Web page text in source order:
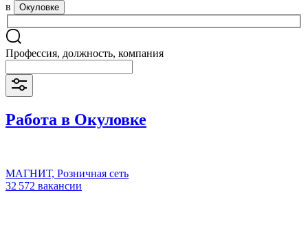
в Окуловке
Профессия, должность, компания
Работа в Окуловке
МАГНИТ, Розничная сеть
32 572 вакансии